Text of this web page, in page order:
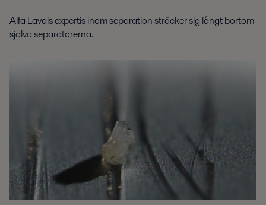
Alfa Lavals expertis inom separation sträcker sig långt bortom
själva separatorerna.